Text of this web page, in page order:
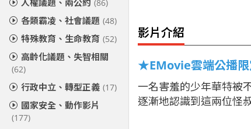
人權議題、兩公約 (86)
各類霸凌、社會議題 (48)
特殊教育、生命教育 (52)
高齡化議題、失智相關
(62)
行政中立、轉型正義 (17)
國家安全、動作影片
(177)
影片介紹
★EMovie雲端公播
一名害羞的少年華特被
逐漸地認識到這兩位怪